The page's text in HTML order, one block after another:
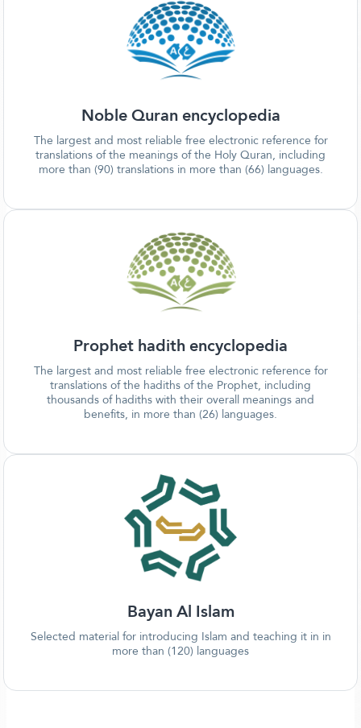
Noble Quran encyclopedia
The largest and most reliable free electronic reference for
translations of the meanings of the Holy Quran, including
more than (90) translations in more than (66) languages.
Prophet hadith encyclopedia
The largest and most reliable free electronic reference for
translations of the hadiths of the Prophet, including
thousands of hadiths with their overall meanings and
benefits, in more than (26) languages.
Bayan Al Islam
Selected material for introducing Islam and teaching it in in
more than (120) languages